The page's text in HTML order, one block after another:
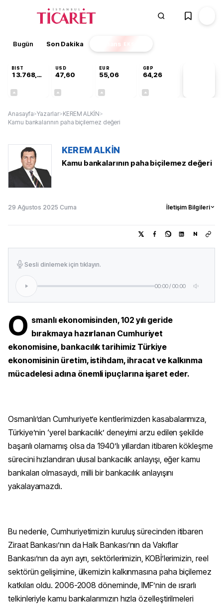
Bugün Son Dakika Finans EKSTRA
BIST
13.768,18
USD
47,60
EUR
55,06
GBP
64,26
Anasayfa>Yazarlar>KEREM ALKİN>
Kamu bankalarının paha biçilemez değeri
KEREM ALKİN
Kamu bankalarının paha biçilemez değeri
29 Ağustos 2025 Cuma İletişim Bilgileri
N
Sesli dinlemek için tıklayın.
00:00/00:00
O smanlı ekonomisinden, 102 yılı geride
bırakmaya hazırlanan Cumhuriyet
ekonomisine, bankacılık tarihimiz Türkiye
ekonomisinin üretim, istihdam, ihracat ve kalkınma
mücadelesi adına önemli ipuçlarına işaret eder.
Osmanlı’dan Cumhuriyet’e kentlerimizden kasabalarımıza,
Türkiye’nin ‘yerel bankacılık’ deneyimi arzu edilen şekilde
başarılı olamamış olsa da 1940’lı yıllardan itibaren kökleşme
sürecini hızlandıran ulusal bankacılık anlayışı, eğer kamu
bankaları olmasaydı, milli bir bankacılık anlayışını
yakalayamazdı.
Bu nedenle, Cumhuriyetimizin kuruluş sürecinden itibaren
Ziraat Bankası’nın da Halk Bankası’nın da Vakıflar
Bankası’nın da ayrı ayrı, sektörlerimizin, KOBİ’lerimizin, reel
sektörün gelişimine, ülkemizin kalkınmasına paha biçilemez
katkıları oldu. 2006-2008 döneminde, IMF’nin de ısrarlı
telkinleriyle kamu bankalarımızın hızla özelleştirilmeleri